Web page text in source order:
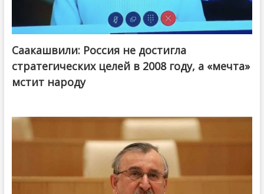
Саакашвили: Россия не достигла
стратегических целей в 2008 году, а «мечта»
мстит народу